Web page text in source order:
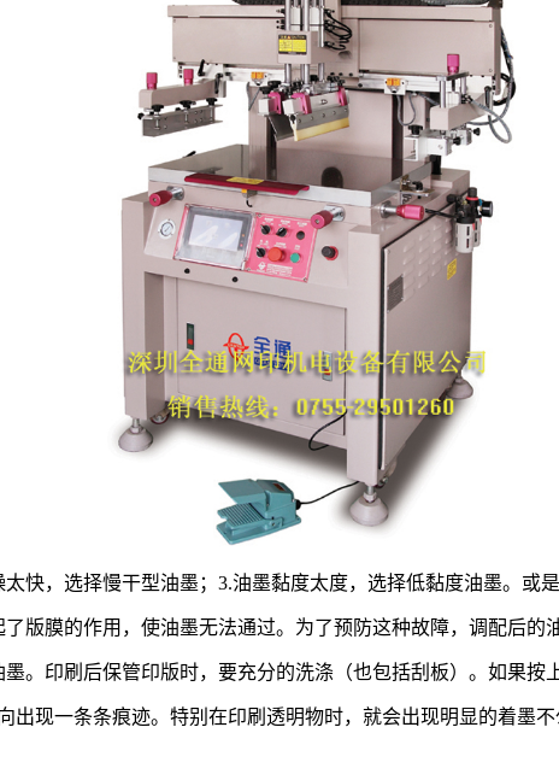
快，选择慢干型油墨；3.油墨黏度太度，选择低黏度油墨。
版膜的作用，使油墨无法通过。为了预防这种故障，调配后
。印刷后保管印版时，要充分的洗涤（也包括刮板）。如果按
出现一条条痕迹。特别在印刷透明物时，就会出现明显的着墨